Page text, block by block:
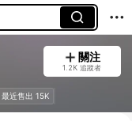
關注
1.2K 追蹤者
最近售出 15K